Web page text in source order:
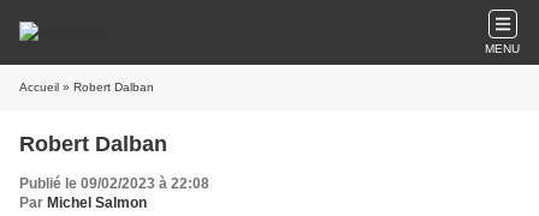
MENU
Accueil » Robert Dalban
Robert Dalban
Publié le 09/02/2023 à 22:08
Par Michel Salmon